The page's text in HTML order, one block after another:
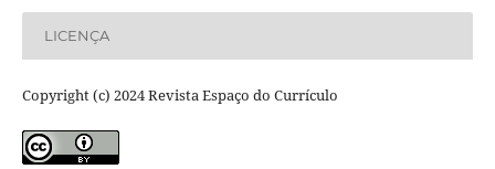
LICENÇA
Copyright (c) 2024 Revista Espaço do Currículo